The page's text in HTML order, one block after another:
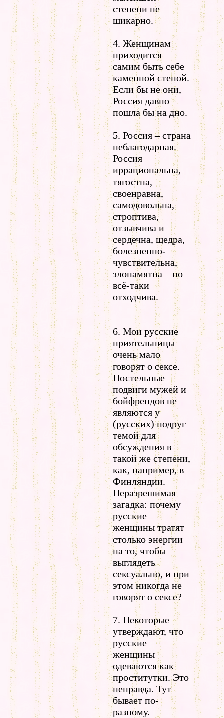
степени не
шикарно.
4. Женщинам
приходится
самим быть себе
каменной стеной.
Если бы не они,
Россия давно
пошла бы на дно.
5. Россия – страна
неблагодарная.
Россия
иррациональна,
тягостна,
своенравна,
самодовольна,
строптива,
отзывчива и
сердечна, щедра,
болезненно-
чувствительна,
злопамятна – но
всё-таки
отходчива.
6. Мои русские
приятельницы
очень мало
говорят о сексе.
Постельные
подвиги мужей и
бойфрендов не
являются у
(русских) подруг
темой для
обсуждения в
такой же степени,
как, например, в
Финляндии.
Неразрешимая
загадка: почему
русские
женщины тратят
столько энергии
на то, чтобы
выглядеть
сексуально, и при
этом никогда не
говорят о сексе?
7. Некоторые
утверждают, что
русские
женщины
одеваются как
проститутки. Это
неправда. Тут
бывает по-
разному.